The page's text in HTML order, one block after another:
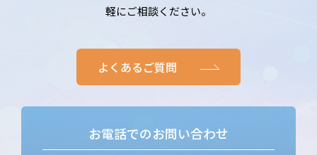
軽にご相談ください。
よくあるご質問
お電話でのお問い合わせ